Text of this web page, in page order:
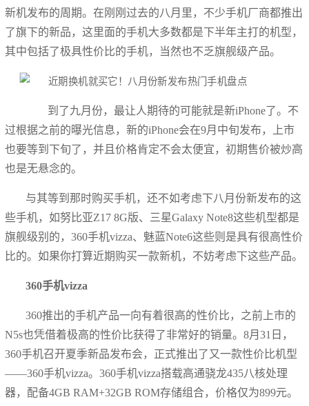
新机发布的周期。在刚刚过去的八月里，不少手机厂商都推出
了旗下的新品，这里面的手机大多数都是下半年主打的机型，
其中包括了极具性价比的手机，当然也不乏旗舰级产品。
到了九月份，最让人期待的可能就是新iPhone了。不
过根据之前的曝光信息，新的iPhone会在9月中旬发布，上市
也要等到下旬了，并且价格肯定不会太便宜，初期售价被炒高
也是无悬念的。
与其等到那时购买手机，还不如考虑下八月份新发布的这
些手机，如努比亚Z17 8G版、三星Galaxy Note8这些机型都是
旗舰级别的，360手机vizza、魅蓝Note6这些则是具有很高性价
比的。如果你打算近期购买一款新机，不妨考虑下这些产品。
360手机vizza
360推出的手机产品一向有着很高的性价比，之前上市的
N5s也凭借着极高的性价比获得了非常好的销量。8月31日，
360手机召开夏季新品发布会，正式推出了又一款性价比机型
——360手机vizza。360手机vizza搭载高通骁龙435八核处理
器，配备4GB RAM+32GB ROM存储组合，价格仅为899元。